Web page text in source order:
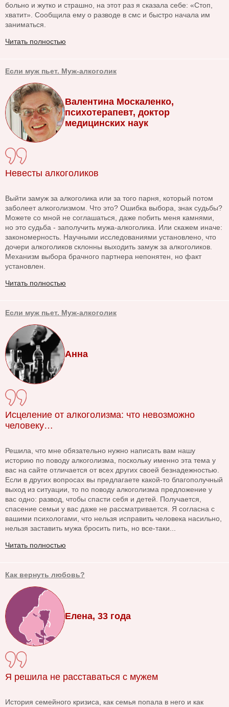
больно и жутко и страшно, на этот раз я сказала себе: «Стоп,
хватит». Сообщила ему о разводе в смс и быстро начала им
заниматься.
Читать полностью
Если муж пьет. Муж-алкоголик
Валентина Москаленко,
психотерапевт, доктор
медицинских наук
Невесты алкоголиков
Выйти замуж за алкоголика или за того парня, который потом
заболеет алкоголизмом. Что это? Ошибка выбора, знак судьбы?
Можете со мной не соглашаться, даже побить меня камнями,
но это судьба - заполучить мужа-алкоголика. Или скажем иначе:
закономерность. Научными исследованиями установлено, что
дочери алкоголиков склонны выходить замуж за алкоголиков.
Механизм выбора брачного партнера непонятен, но факт
установлен.
Читать полностью
Если муж пьет. Муж-алкоголик
Анна
Исцеление от алкоголизма: что невозможно
человеку…
Решила, что мне обязательно нужно написать вам нашу
историю по поводу алкоголизма, поскольку именно эта тема у
вас на сайте отличается от всех других своей безнадежностью.
Если в других вопросах вы предлагаете какой-то благополучный
выход из ситуации, то по поводу алкоголизма предложение у
вас одно: развод, чтобы спасти себя и детей. Получается,
спасение семьи у вас даже не рассматривается. Я согласна с
вашими психологами, что нельзя исправить человека насильно,
нельзя заставить мужа бросить пить, но все-таки...
Читать полностью
Как вернуть любовь?
Елена, 33 года
Я решила не расставаться с мужем
История семейного кризиса, как семья попала в него и как